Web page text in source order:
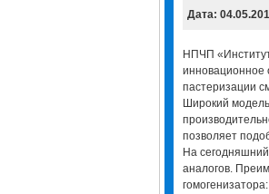
Дата:
НПЧП
инновационное
пастеризации
Широкий
позволяет
На
аналогов.